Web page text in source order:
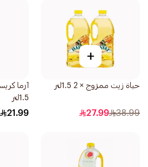
+
حياة زيت ممزوج × 2 1.5لتر
38.99
27.99
آرما
1.5لتر
21.99